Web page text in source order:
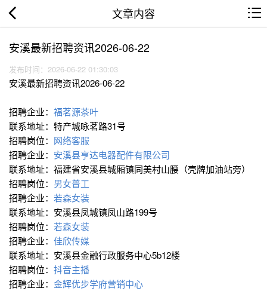
文章内容
安溪最新招聘资讯2026-06-22
发布时间：2026-06-22 01:30:03
安溪最新招聘资讯2026-06-22
招聘企业： 福茗源茶叶
联系地址：特产城咏茗路31号
招聘岗位： 网络客服
招聘企业： 安溪县亨达电器配件有限公司
联系地址：福建省安溪县城厢镇同美村山腰（壳牌加油站旁）
招聘岗位： 男女普工
招聘企业： 若森女装
联系地址：安溪县凤城镇凤山路199号
招聘岗位： 若森女装
招聘企业： 佳欣传媒
联系地址：安溪县金融行政服务中心5b12楼
招聘岗位： 抖音主播
招聘企业： 金辉优步学府营销中心